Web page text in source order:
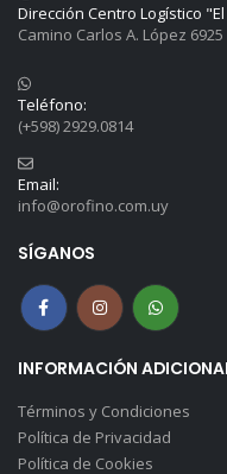
Dirección Centro Logístico
Camino Carlos A. López 6925
Teléfono:
(+598) 2929.0814
Email:
info@orofino.com.uy
SÍGANOS
INFORMACIÓN
Términos y Condiciones
Política de Privacidad
Política de Cookies